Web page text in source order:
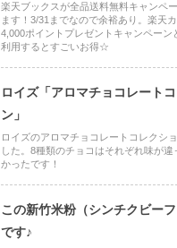
楽天ブックスが全品送料無料キャンペ
ます！3/31までなので余裕あり。楽天
4,000ポイントプレゼントキャンペーン
利用するとすごいお得☆
ロイズ「アロマチョコレート
ン」
ロイズのアロマチョコレートコレクシ
した。8種類のチョコはそれぞれ味が違
かったです！
この新竹米粉（シンチクビー
です♪